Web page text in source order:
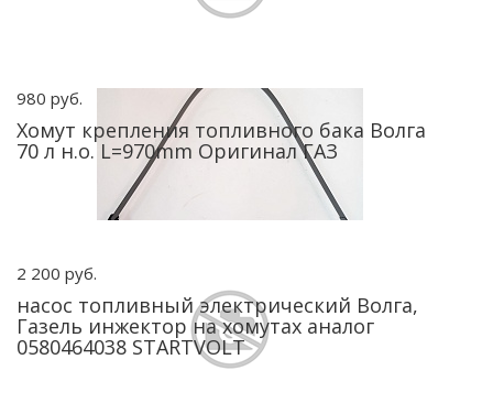
980 руб.
Хомут крепления топливного бака Волга
70 л н.о. L=970mm Оригинал ГАЗ
2 200 руб.
насос топливный электрический Волга,
Газель инжектор на хомутах аналог
0580464038 STARTVOLT